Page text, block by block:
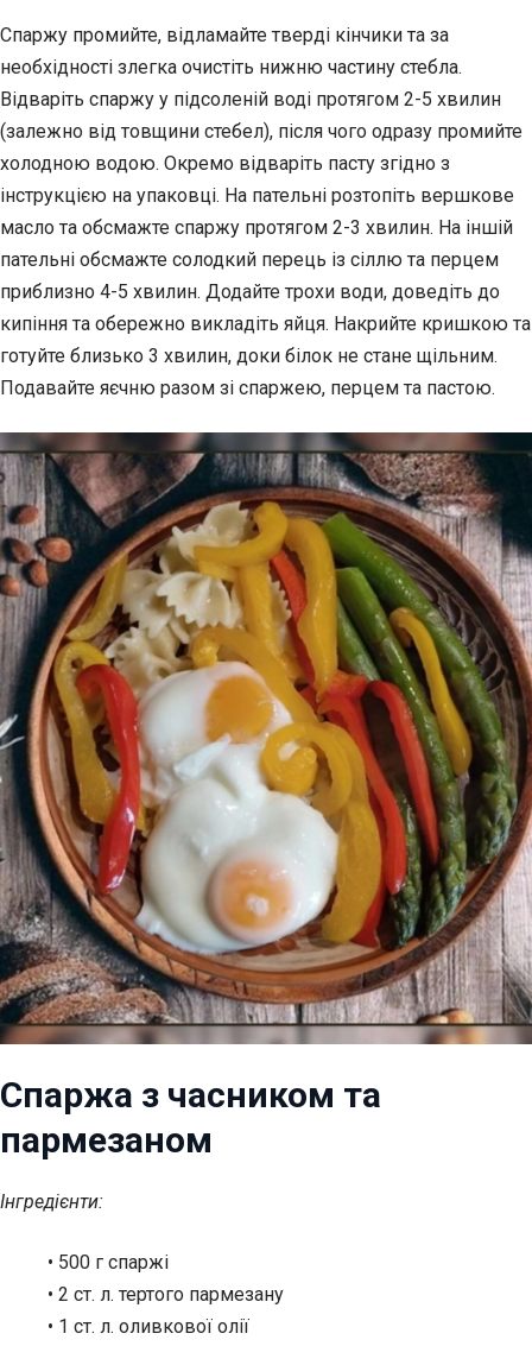
Спаржу промийте, відламайте тверді кінчики та за
необхідності злегка очистіть нижню частину стебла.
Відваріть спаржу у підсоленій воді протягом 2-5 хвилин
(залежно від товщини стебел), після чого одразу промийте
холодною водою. Окремо відваріть пасту згідно з
інструкцією на упаковці. На пательні розтопіть вершкове
масло та обсмажте спаржу протягом 2-3 хвилин. На іншій
пательні обсмажте солодкий перець із сіллю та перцем
приблизно 4-5 хвилин. Додайте трохи води, доведіть до
кипіння та обережно викладіть яйця. Накрийте кришкою та
готуйте близько 3 хвилин, доки білок не стане щільним.
Подавайте яєчню разом зі спаржею, перцем та пастою.
Спаржа з часником та
пармезаном
Інгредієнти:
• 500 г спаржі
• 2 ст. л. тертого пармезану
• 1 ст. л. оливкової олії